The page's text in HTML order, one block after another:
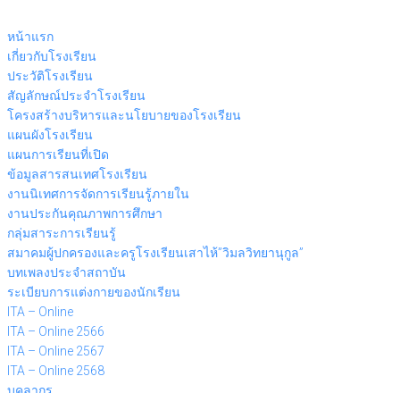
to
content
หน้าแรก
เกี่ยวกับโรงเรียน
ประวัติโรงเรียน
สัญลักษณ์ประจำโรงเรียน
โครงสร้างบริหารและนโยบายของโรงเรียน
แผนผังโรงเรียน
แผนการเรียนที่เปิด
ข้อมูลสารสนเทศโรงเรียน
งานนิเทศการจัดการเรียนรู้ภายใน
งานประกันคุณภาพการศึกษา
กลุ่มสาระการเรียนรู้
สมาคมผู้ปกครองและครูโรงเรียนเสาไห้”วิมลวิทยานุกูล”
บทเพลงประจำสถาบัน
ระเบียบการแต่งกายของนักเรียน
ITA – Online
ITA – Online 2566
ITA – Online 2567
ITA – Online 2568